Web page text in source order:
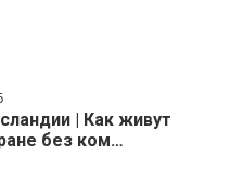
| Как живут
без ком…